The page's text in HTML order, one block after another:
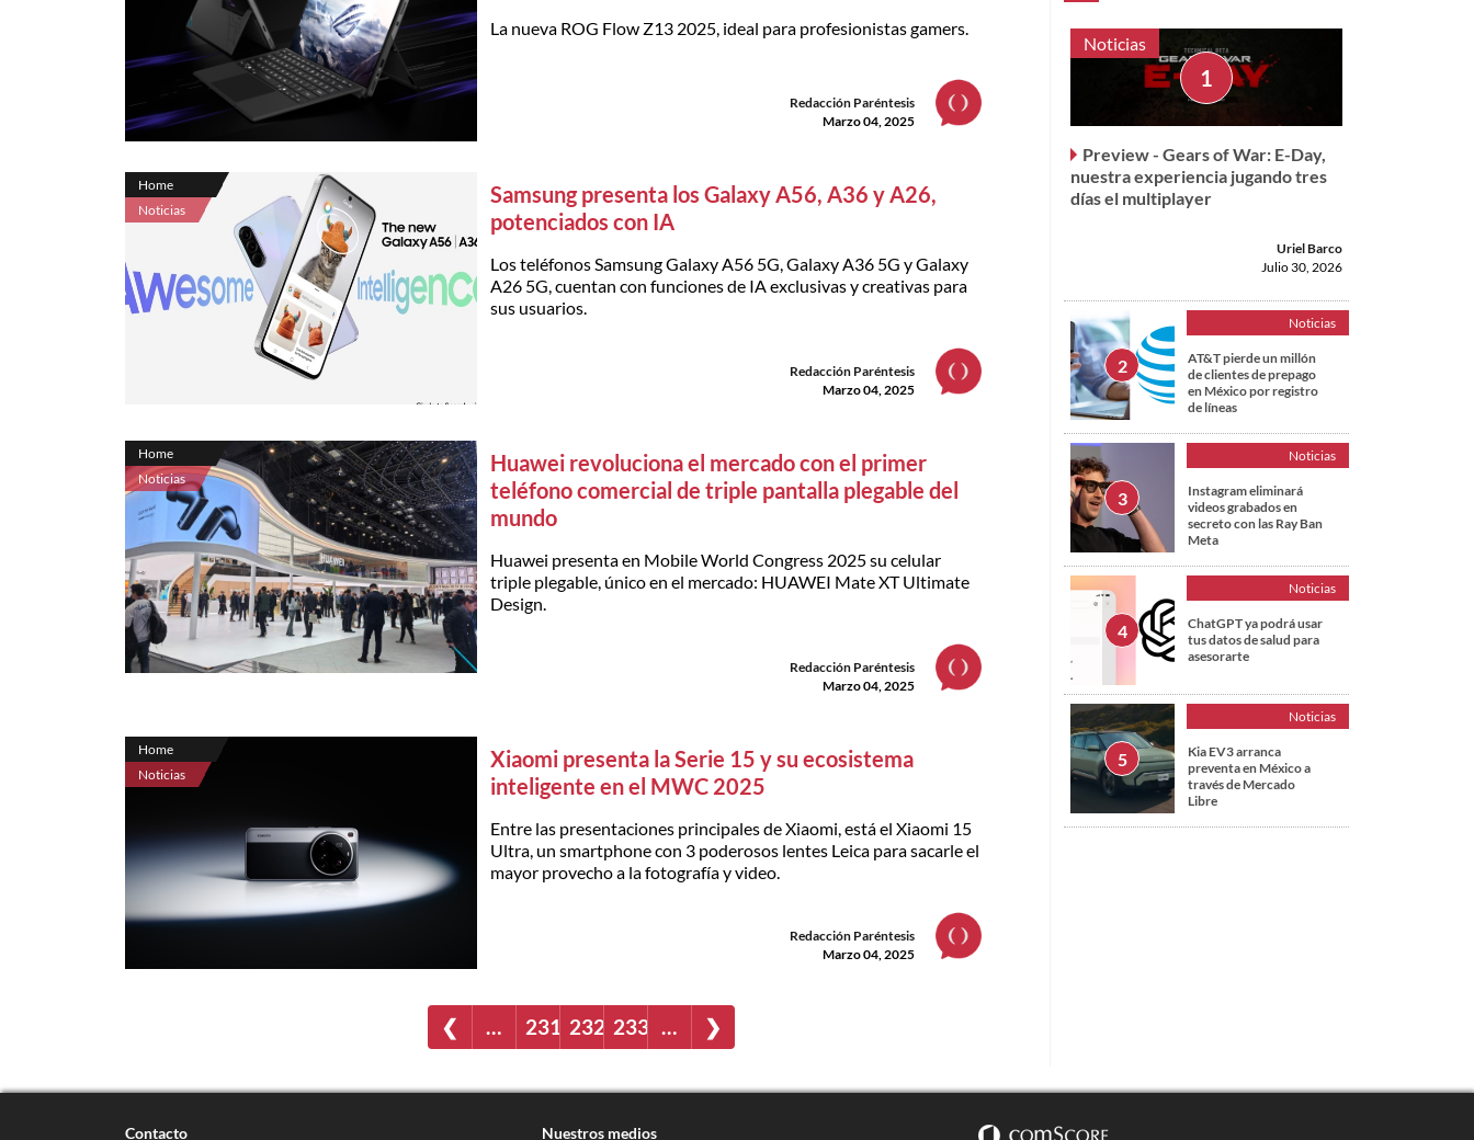
La nueva ROG Flow Z13 2025, ideal para profesionistas gamers.
Redacción Paréntesis
Marzo 04, 2025
Home
Noticias
Samsung presenta los Galaxy A56, A36 y A26,
potenciados con IA
Los teléfonos Samsung Galaxy A56 5G, Galaxy A36 5G y Galaxy
A26 5G, cuentan con funciones de IA exclusivas y creativas para
sus usuarios.
Redacción Paréntesis
Marzo 04, 2025
Home
Noticias
Huawei revoluciona el mercado con el primer
teléfono comercial de triple pantalla plegable del
mundo
Huawei presenta en Mobile World Congress 2025 su celular
triple plegable, único en el mercado: HUAWEI Mate XT Ultimate
Design.
Redacción Paréntesis
Marzo 04, 2025
Home
Noticias
Xiaomi presenta la Serie 15 y su ecosistema
inteligente en el MWC 2025
Entre las presentaciones principales de Xiaomi, está el Xiaomi 15
Ultra, un smartphone con 3 poderosos lentes Leica para sacarle el
mayor provecho a la fotografía y video.
Redacción Paréntesis
Marzo 04, 2025
❮ … 231 232 233 … ❯
Noticias
Preview - Gears of War: E-Day,
nuestra experiencia jugando tres
días el multiplayer
Uriel Barco
Julio 30, 2026
Noticias
AT&T pierde un millón
de clientes de prepago
en México por registro
de líneas
Noticias
Instagram eliminará
videos grabados en
secreto con las Ray Ban
Meta
Noticias
ChatGPT ya podrá usar
tus datos de salud para
asesorarte
Noticias
Kia EV3 arranca
preventa en México a
través de Mercado
Libre
Contacto Nuestros medios